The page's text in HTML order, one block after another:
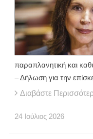
παραπλανητική και
– Δήλωση για την
Διαβάστε
24 Ιούλιος 2026